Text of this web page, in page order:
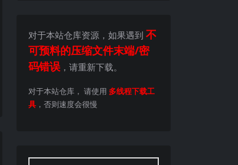
对于本站仓库资源，如果遇到 不
可预料的压缩文件末端/密
码错误 ，请重新下载。
对于本站仓库， 请使用 多线程下载工
具 ，否则速度会很慢